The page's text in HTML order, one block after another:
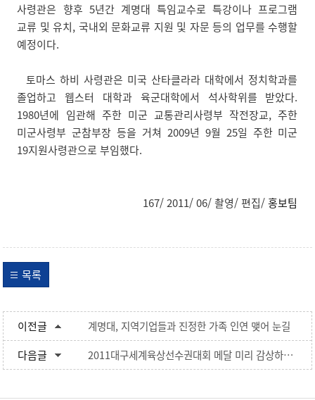
사령관은 향후 5년간 계명대 특임교수로 특강이나 프로그램
교류 및 유치, 국내외 문화교류 지원 및 자문 등의 업무를 수행할
예정이다.
토마스 하비 사령관은 미국 산타클라라 대학에서 정치학과를
졸업하고 웹스터 대학과 육군대학에서 석사학위를 받았다.
1980년에 임관해 주한 미군 교통관리사령부 작전장교, 주한
미군사령부 군참부장 등을 거쳐 2009년 9월 25일 주한 미군
19지원사령관으로 부임했다.
167/ 2011/ 06/ 촬영/ 편집/홍보팀
목록
이전글
계명대, 지역기업들과 진정한 가족 인연 맺어 눈길
다음글
2011대구세계육상선수권대회 메달 미리 감상하세요